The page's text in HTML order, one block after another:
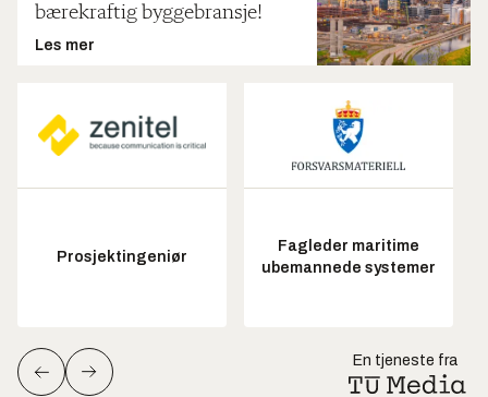
bærekraftig byggebransje!
Les mer
Prosjektingeniør
Fagleder maritime
ubemannede systemer
En tjeneste fra